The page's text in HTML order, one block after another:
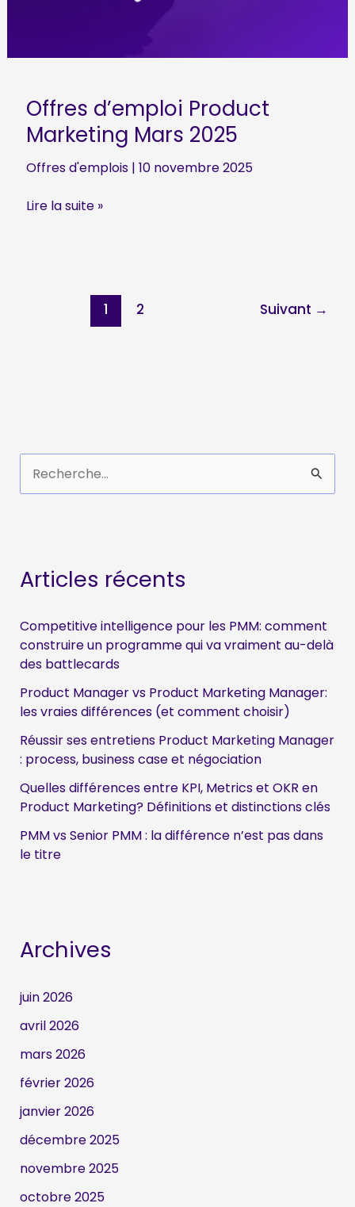
Offres d’emploi Product
Marketing Mars 2025
Offres d'emplois| 10 novembre 2025
Offres
Lire la suite »
1 2 Suivant →
e
r
c
h
e
r
:
Articles récents
Competitive intelligence pour les PMM: comment
construire un programme qui va vraiment au-delà
des battlecards
Product Manager vs Product Marketing Manager:
les vraies différences (et comment choisir)
Réussir ses entretiens Product Marketing Manager
: process, business case et négociation
Quelles différences entre KPI, Metrics et OKR en
Product Marketing? Définitions et distinctions clés
PMM vs Senior PMM : la différence n’est pas dans
le titre
Archives
juin 2026
avril 2026
mars 2026
février 2026
janvier 2026
décembre 2025
novembre 2025
octobre 2025